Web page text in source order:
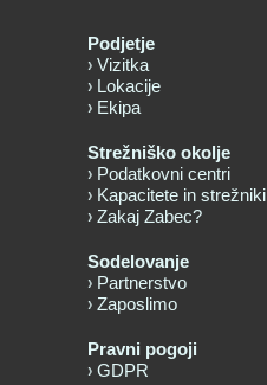
Podjetje
Vizitka
Lokacije
Ekipa
Strežniško okolje
Podatkovni centri
Kapacitete in strežniki
Zakaj Zabec?
Sodelovanje
Partnerstvo
Zaposlimo
Pravni pogoji
GDPR